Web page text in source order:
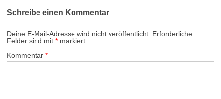
Schreibe einen Kommentar
Deine E-Mail-Adresse wird nicht veröffentlicht. Erforderliche
Felder sind mit * markiert
Kommentar *